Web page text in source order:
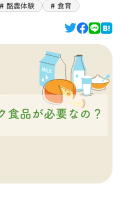
酪農体験 食育